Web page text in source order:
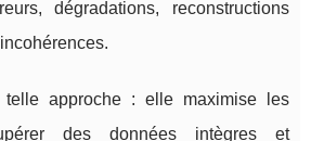
dégradations, reconstructions
telle approche : elle maximise les
des données intègres et